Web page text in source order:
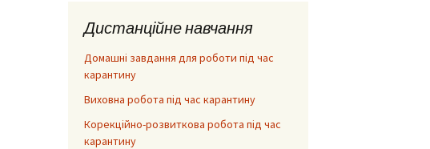
Дистанційне навчання
Домашні завдання для роботи під час
карантину
Виховна робота під час карантину
Корекційно-розвиткова робота під час
карантину